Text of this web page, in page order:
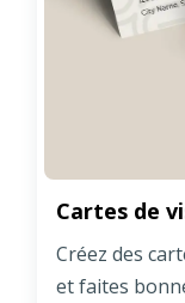
Cartes de
Créez des
et faites